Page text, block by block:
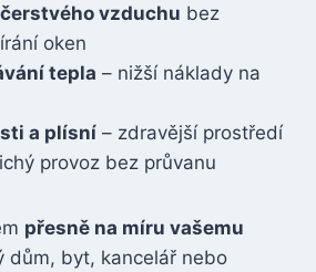
vzduchu bez
oken
tepla – nižší náklady na
a plísní – zdravější prostředí
provoz bez průvanu
přesně na míru vašemu
dům, byt, kancelář nebo